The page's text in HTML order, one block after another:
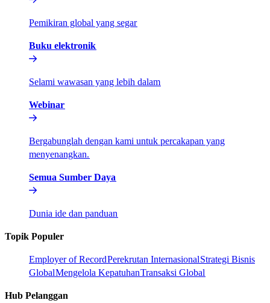
Pemikiran global yang segar​​
Buku elektronik​​
Selami wawasan yang lebih dalam​​
Webinar​​
Bergabunglah dengan kami untuk percakapan yang
menyenangkan.​​
Semua Sumber Daya​​
Dunia ide dan panduan​​
Topik Populer​​
Employer of Record​​Perekrutan Internasional​​Strategi Bisnis
Global​​Mengelola Kepatuhan​​Transaksi Global​​
Hub Pelanggan​​